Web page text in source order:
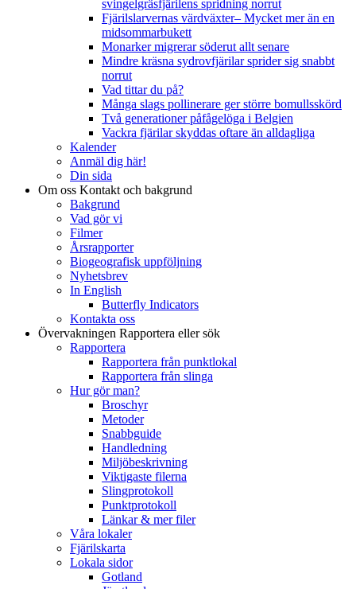
svingelgräsfjärilens spridning norrut
Fjärilslarvernas värdväxter– Mycket mer än en
midsommarbukett
Monarker migrerar söderut allt senare
Mindre kräsna sydrovfjärilar sprider sig snabbt
norrut
Vad tittar du på?
Många slags pollinerare ger större bomullsskörd
Två generationer påfågelöga i Belgien
Vackra fjärilar skyddas oftare än alldagliga
Kalender
Anmäl dig här!
Din sida
Om oss Kontakt och bakgrund
Bakgrund
Vad gör vi
Filmer
Årsrapporter
Biogeografisk uppföljning
Nyhetsbrev
In English
Butterfly Indicators
Kontakta oss
Övervakningen Rapportera eller sök
Rapportera
Rapportera från punktlokal
Rapportera från slinga
Hur gör man?
Broschyr
Metoder
Snabbguide
Handledning
Miljöbeskrivning
Viktigaste filerna
Slingprotokoll
Punktprotokoll
Länkar & mer filer
Våra lokaler
Fjärilskarta
Lokala sidor
Gotland